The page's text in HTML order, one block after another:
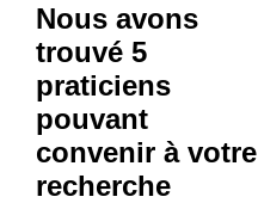
Nous avons
trouvé 5
praticiens
pouvant
convenir à votre
recherche